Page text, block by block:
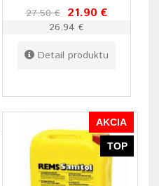
27.50 € 21.90 €
26.94 €
Detail produktu
AKCIA
TOP